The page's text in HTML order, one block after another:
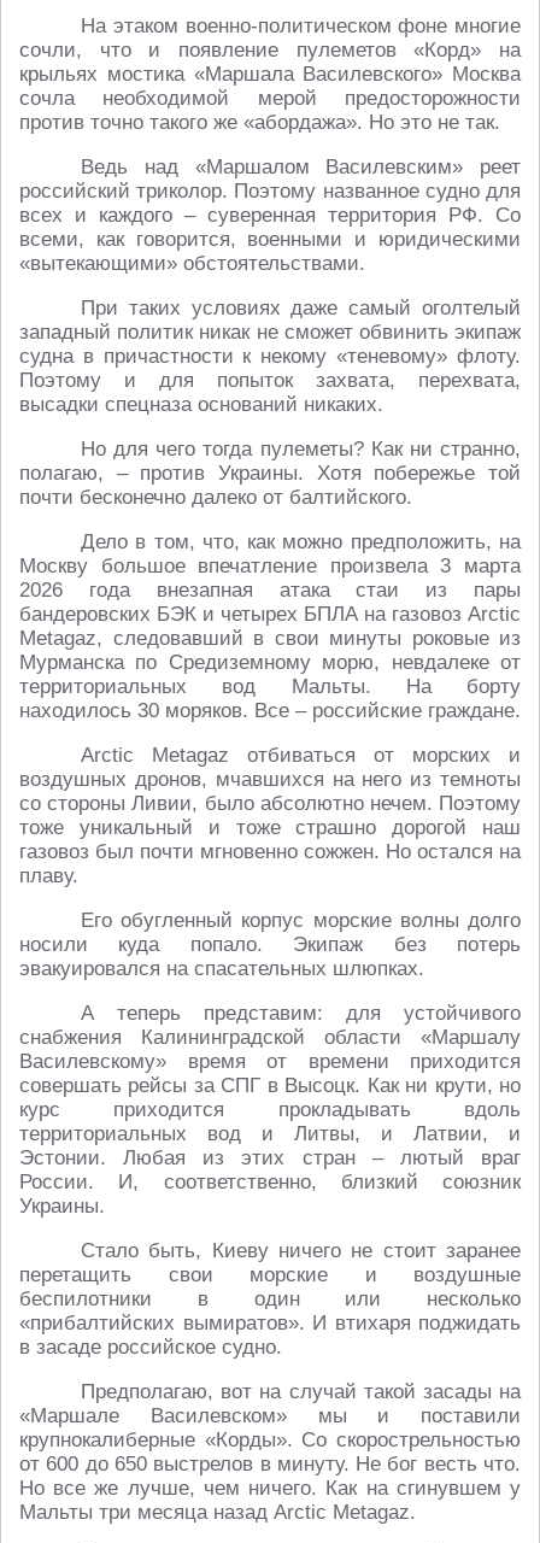
На этаком военно-политическом фоне многие
сочли, что и появление пулеметов «Корд» на
крыльях мостика «Маршала Василевского» Москва
сочла необходимой мерой предосторожности
против точно такого же «абордажа». Но это не так.
Ведь над «Маршалом Василевским» реет
российский триколор. Поэтому названное судно для
всех и каждого – суверенная территория РФ. Со
всеми, как говорится, военными и юридическими
«вытекающими» обстоятельствами.
При таких условиях даже самый оголтелый
западный политик никак не сможет обвинить экипаж
судна в причастности к некому «теневому» флоту.
Поэтому и для попыток захвата, перехвата,
высадки спецназа оснований никаких.
Но для чего тогда пулеметы? Как ни странно,
полагаю, – против Украины. Хотя побережье той
почти бесконечно далеко от балтийского.
Дело в том, что, как можно предположить, на
Москву большое впечатление произвела 3 марта
2026 года внезапная атака стаи из пары
бандеровских БЭК и четырех БПЛА на газовоз Arctic
Metagaz, следовавший в свои минуты роковые из
Мурманска по Средиземному морю, невдалеке от
территориальных вод Мальты. На борту
находилось 30 моряков. Все – российские граждане.
Arctic Metagaz отбиваться от морских и
воздушных дронов, мчавшихся на него из темноты
со стороны Ливии, было абсолютно нечем. Поэтому
тоже уникальный и тоже страшно дорогой наш
газовоз был почти мгновенно сожжен. Но остался на
плаву.
Его обугленный корпус морские волны долго
носили куда попало. Экипаж без потерь
эвакуировался на спасательных шлюпках.
А теперь представим: для устойчивого
снабжения Калининградской области «Маршалу
Василевскому» время от времени приходится
совершать рейсы за СПГ в Высоцк. Как ни крути, но
курс приходится прокладывать вдоль
территориальных вод и Литвы, и Латвии, и
Эстонии. Любая из этих стран – лютый враг
России. И, соответственно, близкий союзник
Украины.
Стало быть, Киеву ничего не стоит заранее
перетащить свои морские и воздушные
беспилотники в один или несколько
«прибалтийских вымиратов». И втихаря поджидать
в засаде российское судно.
Предполагаю, вот на случай такой засады на
«Маршале Василевском» мы и поставили
крупнокалиберные «Корды». Со скорострельностью
от 600 до 650 выстрелов в минуту. Не бог весть что.
Но все же лучше, чем ничего. Как на сгинувшем у
Мальты три месяца назад Arctic Metagaz.